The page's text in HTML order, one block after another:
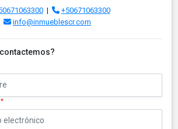
|
+50671063300
info@inmueblescr.com
*